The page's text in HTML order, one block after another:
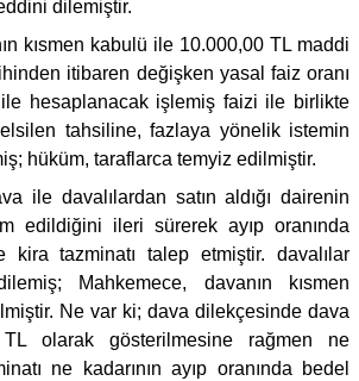
dilemiştir.
kısmen kabulü ile 10.000,00 TL maddi
itibaren değişken yasal faiz oranı
hesaplanacak işlemiş faizi ile birlikte
tahsiline, fazlaya yönelik istemin
hüküm, taraflarca temyiz edilmiştir.
ile davalılardan satın aldığı dairenin
edildiğini ileri sürerek ayıp oranında
kira tazminatı talep etmiştir. davalılar
Mahkemece, davanın kısmen
Ne var ki; dava dilekçesinde dava
olarak gösterilmesine rağmen ne
ne kadarının ayıp oranında bedel